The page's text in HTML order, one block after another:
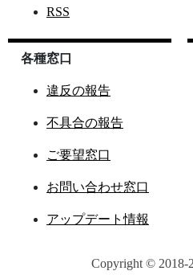
RSS
各種窓口
違反の報告
不具合の報告
ご要望窓口
お問い合わせ窓口
アップデート情報
Copyright © 2018-